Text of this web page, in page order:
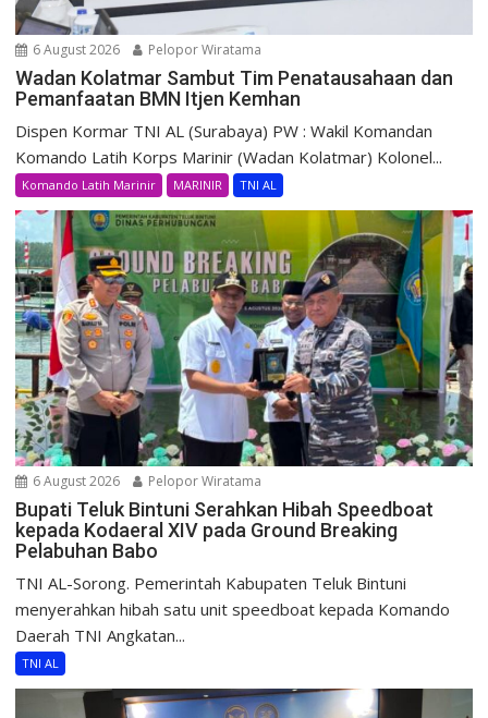
6 August 2026 Pelopor Wiratama
Wadan Kolatmar Sambut Tim Penatausahaan dan
Pemanfaatan BMN Itjen Kemhan
Dispen Kormar TNI AL (Surabaya) PW : Wakil Komandan
Komando Latih Korps Marinir (Wadan Kolatmar) Kolonel...
Komando Latih Marinir MARINIR TNI AL
6 August 2026 Pelopor Wiratama
Bupati Teluk Bintuni Serahkan Hibah Speedboat
kepada Kodaeral XIV pada Ground Breaking
Pelabuhan Babo
TNI AL-Sorong. Pemerintah Kabupaten Teluk Bintuni
menyerahkan hibah satu unit speedboat kepada Komando
Daerah TNI Angkatan...
TNI AL